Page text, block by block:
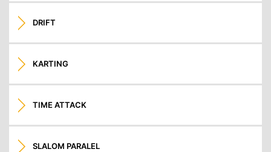
DRIFT
KARTING
TIME ATTACK
SLALOM PARALEL